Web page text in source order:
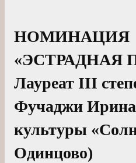
НОМИНАЦИЯ
«ЭСТРАДНАЯ
Лауреат III
Фучаджи
культуры
Одинцово)